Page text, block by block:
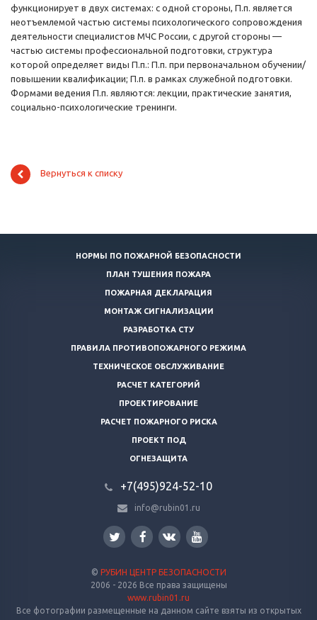
функционирует в двух системах: с одной стороны, П.п. является
неотъемлемой частью системы психологического сопровождения
деятельности специалистов МЧС России, с другой стороны —
частью системы профессиональной подготовки, структура
которой определяет виды П.п.: П.п. при первоначальном обучении/
повышении квалификации; П.п. в рамках служебной подготовки.
Формами ведения П.п. являются: лекции, практические занятия,
социально-психологические тренинги.
Вернуться к списку
НОРМЫ ПО ПОЖАРНОЙ БЕЗОПАСНОСТИ
ПЛАН ТУШЕНИЯ ПОЖАРА
ПОЖАРНАЯ ДЕКЛАРАЦИЯ
МОНТАЖ СИГНАЛИЗАЦИИ
РАЗРАБОТКА СТУ
ПРАВИЛА ПРОТИВОПОЖАРНОГО РЕЖИМА
ТЕХНИЧЕСКОЕ ОБСЛУЖИВАНИЕ
РАСЧЕТ КАТЕГОРИЙ
ПРОЕКТИРОВАНИЕ
РАСЧЕТ ПОЖАРНОГО РИСКА
ПРОЕКТ ПОД
ОГНЕЗАЩИТА
+7(495)924-52-10
info@rubin01.ru
© РУБИН ЦЕНТР БЕЗОПАСНОСТИ
2006 - 2026 Все права защищены
www.rubin01.ru
Все фотографии размещенные на данном сайте взяты из открытых